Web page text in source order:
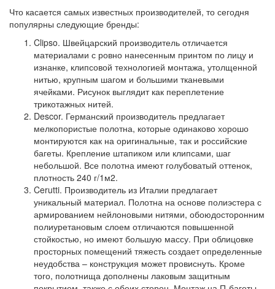
Что касается самых известных производителей, то сегодня
популярны следующие бренды:
Clipso. Швейцарский производитель отличается
материалами с ровно нанесенным принтом по лицу и
изнанке, клипсовой технологией монтажа, утолщенной
нитью, крупным шагом и большими тканевыми
ячейками. Рисунок выглядит как переплетение
трикотажных нитей.
Descor. Германский производитель предлагает
мелкопористые полотна, которые одинаково хорошо
монтируются как на оригинальные, так и российские
багеты. Крепление штапиком или клипсами, шаг
небольшой. Все полотна имеют голубоватый оттенок,
плотность 240 г/1м2.
Cerutti. Производитель из Италии предлагает
уникальный материал. Полотна на основе полиэстера с
армированием нейлоновыми нитями, обоюдосторонним
полиуретановым слоем отличаются повышенной
стойкостью, но имеют большую массу. При облицовке
просторных помещений тяжесть создает определенные
неудобства – конструкция может провиснуть. Кроме
того, полотнища дополнены лаковым защитным